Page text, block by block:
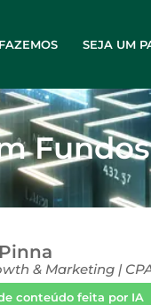
SEJA UM
& Marketing |
conteúdo feita por IA